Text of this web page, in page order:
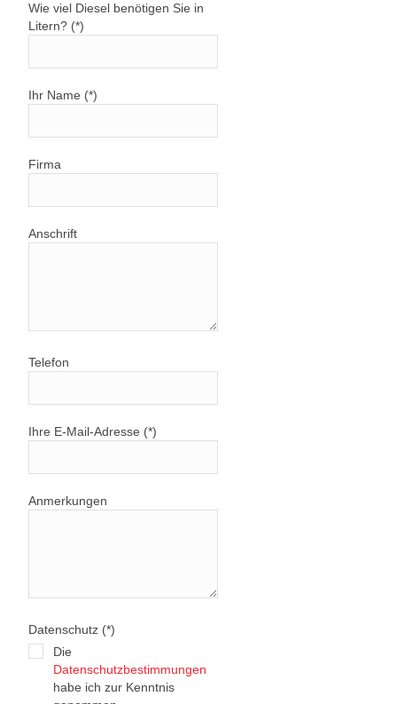
Wie viel Diesel benötigen Sie in
Litern? (*)
Ihr Name (*)
Firma
Anschrift
Telefon
Ihre E-Mail-Adresse (*)
Anmerkungen
Datenschutz (*)
Die
Datenschutzbestimmungen
habe ich zur Kenntnis